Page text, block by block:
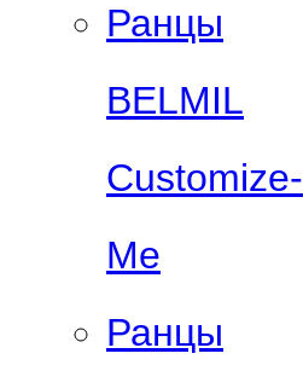
Ранцы
BELMIL
Customize-
Me
Ранцы